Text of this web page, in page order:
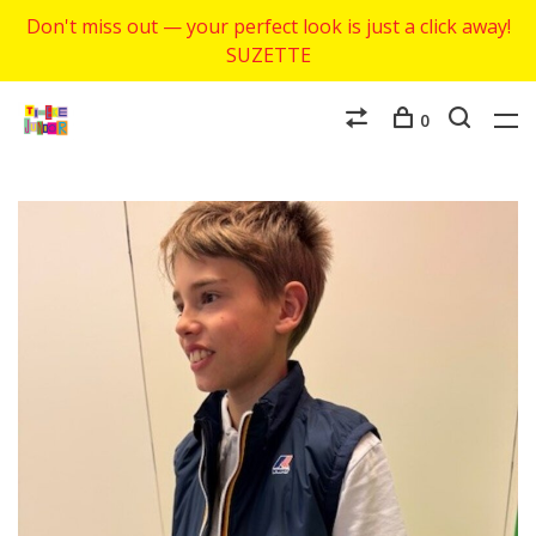
Don't miss out — your perfect look is just a click away!
SUZETTE
0